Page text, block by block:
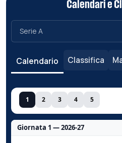
Calendari e
Calendario Classifica
1 2 3 4 5
Giornata 1 — 2026-27